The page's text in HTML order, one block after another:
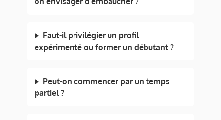
Faut-il privilégier un profil
expérimenté ou former un débutant ?
Peut-on commencer par un temps
partiel ?